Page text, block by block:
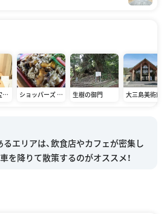
物
ショッパーズ 大
生樹の御門 大三島美術館
エリアは、飲食店やカフェが密集し